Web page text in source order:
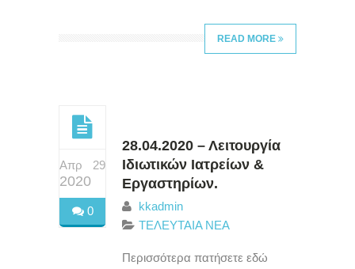
READ MORE
Απρ 29
2020
0
28.04.2020 – Λειτουργία
Ιδιωτικών Ιατρείων &
Εργαστηρίων.
kkadmin
ΤΕΛΕΥΤΑΙΑ ΝΕΑ
Περισσότερα πατήσετε εδώ